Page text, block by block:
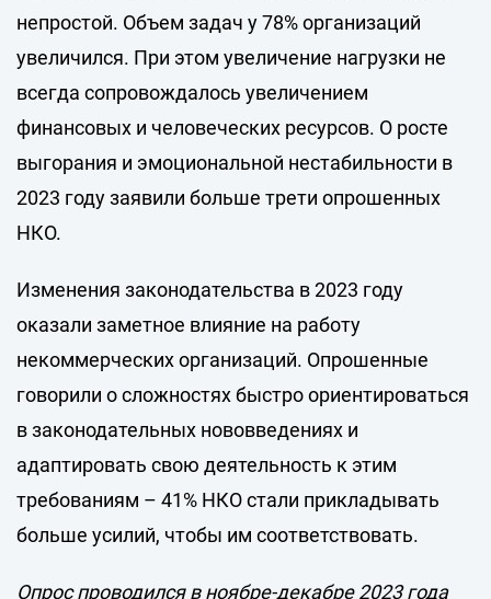
непростой. Объем задач у 78% организаций
увеличился. При этом увеличение нагрузки не
всегда сопровождалось увеличением
финансовых и человеческих ресурсов. О росте
выгорания и эмоциональной нестабильности в
2023 году заявили больше трети опрошенных
НКО.
Изменения законодательства в 2023 году
оказали заметное влияние на работу
некоммерческих организаций. Опрошенные
говорили о сложностях быстро ориентироваться
в законодательных нововведениях и
адаптировать свою деятельность к этим
требованиям – 41% НКО стали прикладывать
больше усилий, чтобы им соответствовать.
Опрос проводился в ноябре-декабре 2023 года